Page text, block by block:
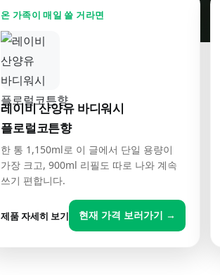
온 가족이 매일 쓸 거라면
레이비 산양유 바디워시
플로럴코튼향
한 통 1,150ml로 이 글에서 단일 용량이
가장 크고, 900ml 리필도 따로 나와 계속
쓰기 편합니다.
제품 자세히 보기 현재 가격 보러가기 →